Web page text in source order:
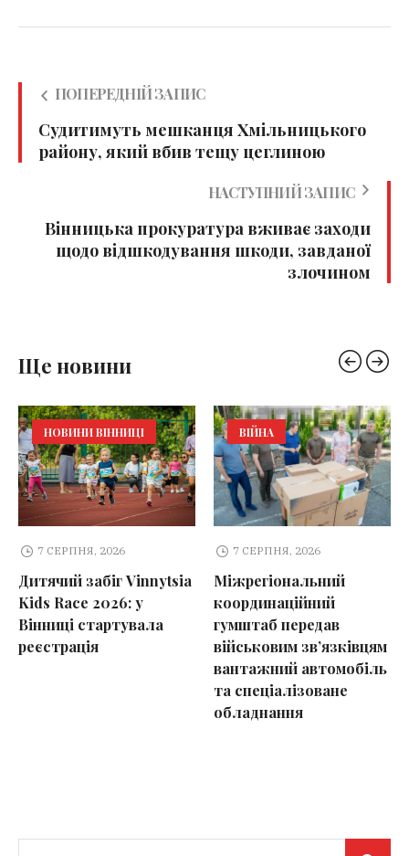
ПОПЕРЕДНІЙ ЗАПИС
Судитимуть мешканця Хмільницького
району, який вбив тещу цеглиною
НАСТУПНИЙ ЗАПИС
Вінницька прокуратура вживає заходи
щодо відшкодування шкоди, завданої
злочином
Ще новини
НОВИНИ ВІННИЦІ
7 СЕРПНЯ, 2026
Дитячий забіг Vinnytsia
Kids Race 2026: у
Вінниці стартувала
реєстрація
ВІЙНА
7 СЕРПНЯ, 2026
Міжрегіональний
координаційний
гумштаб передав
військовим зв’язківцям
вантажний автомобіль
та спеціалізоване
обладнання